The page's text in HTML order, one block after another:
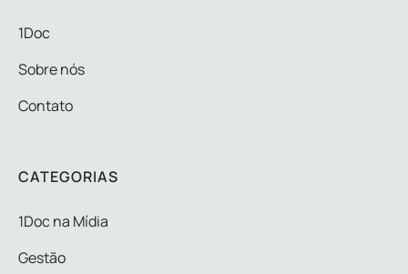
1Doc
Sobre nós
Contato
CATEGORIAS
1Doc na Mídia
Gestão